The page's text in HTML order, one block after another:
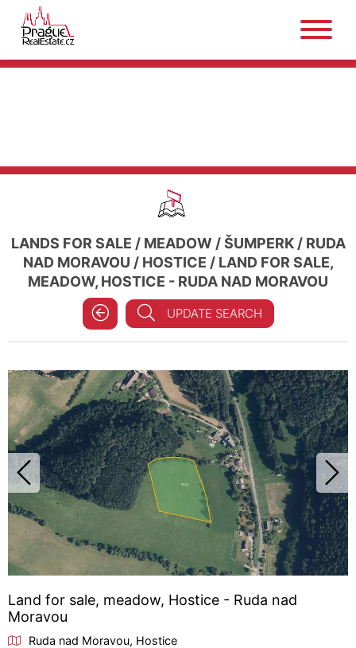
LANDS FOR SALE / MEADOW /ŠUMPERK/ RUDA
NAD MORAVOU / HOSTICE / LAND FOR SALE,
MEADOW, HOSTICE - RUDA NAD MORAVOU
UPDATE SEARCH
Land for sale, meadow, Hostice - Ruda nad
Moravou
Ruda nad Moravou, Hostice